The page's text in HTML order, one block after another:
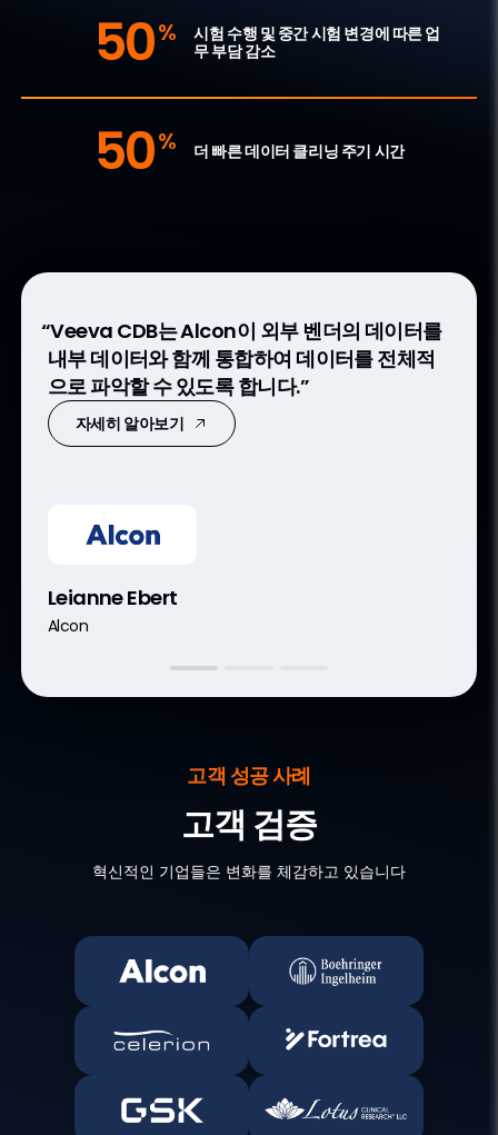
50%
시험 수행 및 중간 시험 변경에 따른 업
무 부담 감소
50% 더 빠른 데이터 클리닝 주기 시간
“Veeva CDB는 Alcon이 외부 벤더의 데이터를
내부 데이터와 함께 통합하여 데이터를 전체적
으로 파악할 수 있도록 합니다.”
자세히 알아보기
Leianne Ebert
Alcon
“Fortrea는 Veeva 기능으로 임상 시험 주기를
단축하여 30~50%의 효율성을 달성합니다.”
자세히 알아보기
Data Management
Fortrea
“eConsent, ePRO, 그리고 eClinRO를 연결하
는 것은 환자와 임상시험기관을 위한 통합 디지
털 플랫폼이라는 더 큰 목표를 향한 한 걸음입니
다.”
자세히 알아보기
Operations
UCB
고객 성공 사례
고객 검증
혁신적인 기업들은 변화를 체감하고 있습니다